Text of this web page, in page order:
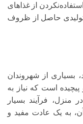
از غذاهای
تولیدی حاصل از ظروف
بسیاری از شهروندان
است که نیاز به
منزل، فرآیند بسیار
به یک عادت مفید و